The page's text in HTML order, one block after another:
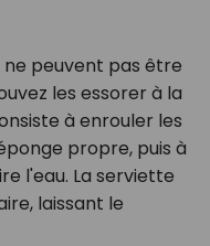
peuvent pas être
les essorer à la
à enrouler les
propre, puis à
l'eau. La serviette
laissant le